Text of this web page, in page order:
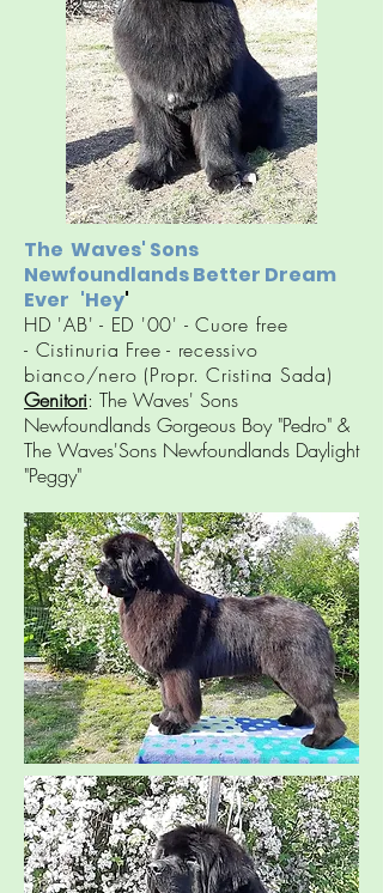
The Waves' Sons
Newfoundlands Better Dream
Ever 'Hey'
HD 'AB' - ED '00' - Cuore free
- Cistinuria Free - recessivo
bianco/nero (Propr. Cristina Sada)
Genitori: The Waves' Sons
Newfoundlands Gorgeous Boy "Pedro" &
The Waves'Sons Newfoundlands Daylight
"Peggy"